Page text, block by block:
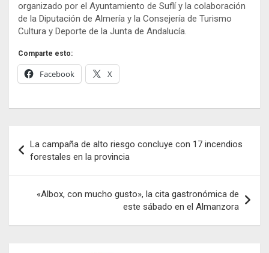
organizado por el Ayuntamiento de Suflí y la colaboración
de la Diputación de Almería y la Consejería de Turismo
Cultura y Deporte de la Junta de Andalucía.
Comparte esto:
Facebook X
de
entradas
La campaña de alto riesgo concluye con 17 incendios
forestales en la provincia
«Albox, con mucho gusto», la cita gastronómica de
este sábado en el Almanzora